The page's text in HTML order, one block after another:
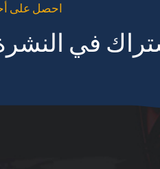
// احصل على
في النشرة